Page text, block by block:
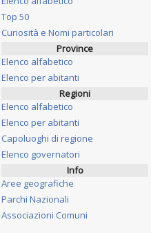
Top 50
Curiosità e Nomi particolari
Province
Elenco alfabetico
Elenco per abitanti
Regioni
Elenco alfabetico
Elenco per abitanti
Capoluoghi di regione
Elenco governatori
Info
Aree geografiche
Parchi Nazionali
Associazioni Comuni